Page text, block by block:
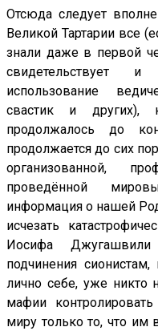
Отсюда следует
Великой Тартарии все
знали даже в первой
свидетельствует и
использование
свастик и
продолжалось до
продолжается до сих
организованной,
проведённой
информация о нашей
исчезать
Иосифа
подчинения
лично себе, уже
мафии
миру только то, что им